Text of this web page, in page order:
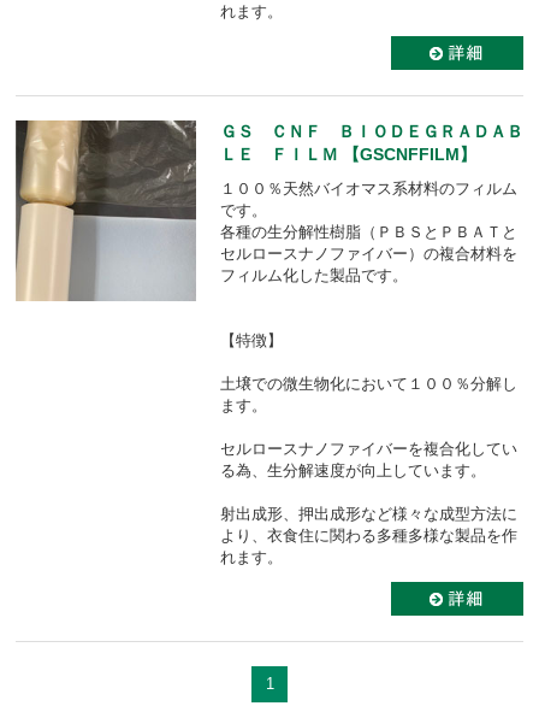
れます。
ＧＳ ＣＮＦ ＢＩＯＤＥＧＲＡＤＡＢ
ＬＥ ＦＩＬＭ 【GSCNFFILM】
１００％天然バイオマス系材料のフィルム
です。
各種の生分解性樹脂（ＰＢＳとＰＢＡＴと
セルロースナノファイバー）の複合材料を
フィルム化した製品です。
【特徴】
土壌での微生物化において１００％分解し
ます。
セルロースナノファイバーを複合化してい
る為、生分解速度が向上しています。
射出成形、押出成形など様々な成型方法に
より、衣食住に関わる多種多様な製品を作
れます。
1